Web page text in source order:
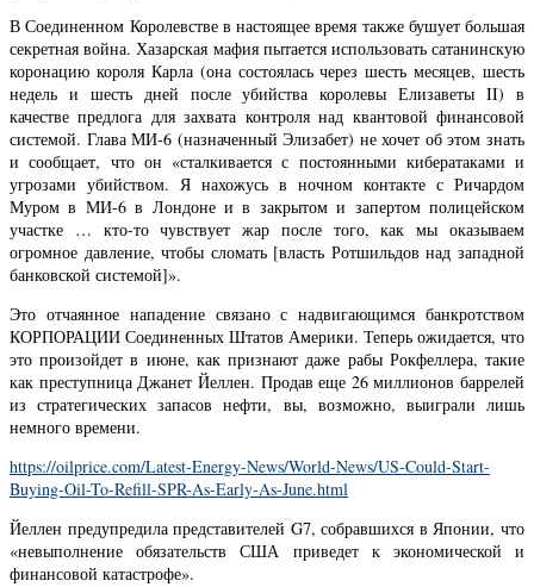
В Соединенном Королевстве в настоящее время также бушует большая
секретная война. Хазарская мафия пытается использовать сатанинскую
коронацию короля Карла (она состоялась через шесть месяцев, шесть
недель и шесть дней после убийства королевы Елизаветы II) в
качестве предлога для захвата контроля над квантовой финансовой
системой. Глава МИ-6 (назначенный Элизабет) не хочет об этом знать
и сообщает, что он «сталкивается с постоянными кибератаками и
угрозами убийством. Я нахожусь в ночном контакте с Ричардом
Муром в МИ-6 в Лондоне и в закрытом и запертом полицейском
участке … кто-то чувствует жар после того, как мы оказываем
огромное давление, чтобы сломать [власть Ротшильдов над западной
банковской системой]».
Это отчаянное нападение связано с надвигающимся банкротством
КОРПОРАЦИИ Соединенных Штатов Америки. Теперь ожидается, что
это произойдет в июне, как признают даже рабы Рокфеллера, такие
как преступница Джанет Йеллен. Продав еще 26 миллионов баррелей
из стратегических запасов нефти, вы, возможно, выиграли лишь
немного времени.
https://oilprice.com/Latest-Energy-News/World-News/US-Could-Start-
Buying-Oil-To-Refill-SPR-As-Early-As-June.html
Йеллен предупредила представителей G7, собравшихся в Японии, что
«невыполнение обязательств США приведет к экономической и
финансовой катастрофе».